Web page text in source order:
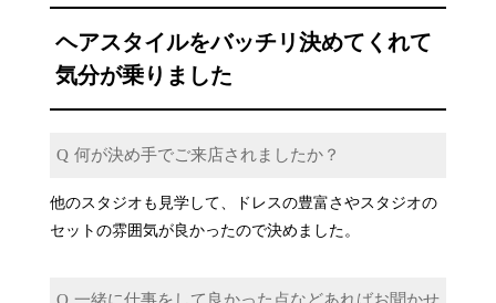
ヘアスタイルをバッチリ決めてくれて
気分が乗りました
何が決め手でご来店されましたか？
他のスタジオも見学して、ドレスの豊富さやスタジオの
セットの雰囲気が良かったので決めました。